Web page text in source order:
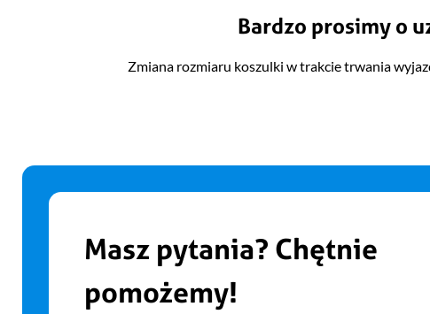
Bardzo prosimy o
Zmiana rozmiaru koszulki w trakcie trwania
Masz pytania? Chętnie
pomożemy!